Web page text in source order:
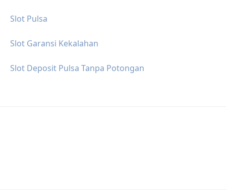
Slot Pulsa
Slot Garansi Kekalahan
Slot Deposit Pulsa Tanpa Potongan